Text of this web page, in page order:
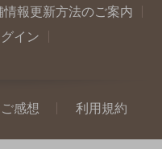
情報更新方法のご案内
イン
感想 利用規約